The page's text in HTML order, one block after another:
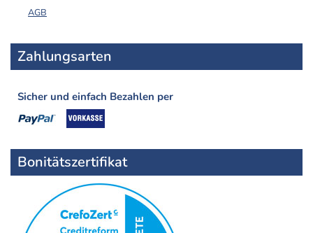
AGB
Zahlungsarten
Sicher und einfach Bezahlen per
Bonitätszertifikat